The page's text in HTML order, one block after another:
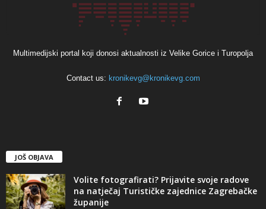
Multimedijski portal koji donosi aktualnosti iz Velike Gorice i Turopolja
Contact us: kronikevg@kronikevg.com
JOŠ OBJAVA
Volite fotografirati? Prijavite svoje radove
na natječaj Turističke zajednice Zagrebačke
županije